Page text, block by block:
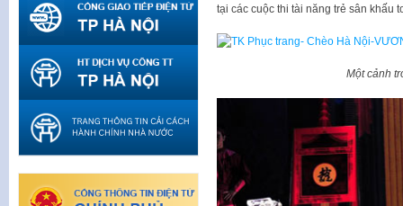
tại các cuộc thi tài năng trẻ sân
​Một cảnh